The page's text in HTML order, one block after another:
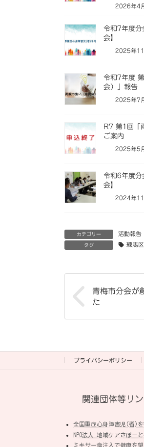
2026年4
令和7年度分
会】
2025年11
令和7年度
会）」報告
2025年7
R7 第1回「
ご案内
2025年5
令和6年度分
会】
2024年
カテゴリー 活動報告
タグ 練馬
青梅市分会が
た
プライバシーポリシー
関連団体等リ
全国重症心身障害児(者)
NPO法人 地域ケアさぽー
ミキサー食注入で健康を